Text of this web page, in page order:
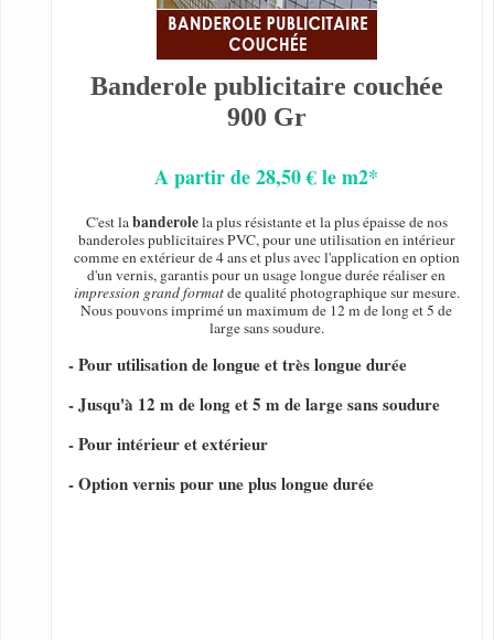
Banderole publicitaire couchée
900 Gr
A partir de 28,50 € le m2*
C'est labanderolela plus résistante et la plus épaisse de nos
banderoles publicitaires PVC, pour une utilisation en intérieur
comme en extérieur de 4 ans et plus avec l'application en option
d'un vernis, garantis pour un usage longue durée réaliser en
impression grand formatde qualité photographique sur mesure.
Nous pouvons imprimé un maximum de 12 m de long et 5 de
large sans soudure.
- Pour utilisation de longue et très longue durée
- Jusqu'à 12 m de long et 5 m de large sans soudure
- Pour intérieur et extérieur
- Option vernis pour une plus longue durée